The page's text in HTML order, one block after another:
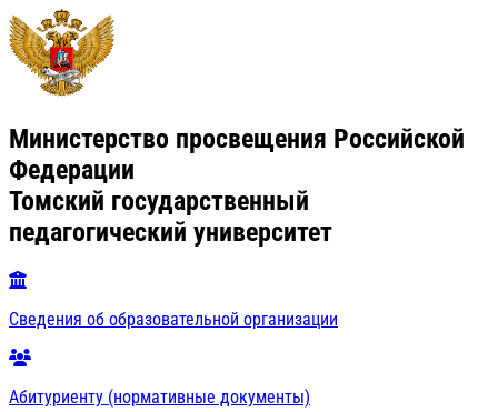
Министерство просвещения Российской
Федерации
Томский государственный
педагогический университет
Сведения об образовательной организации
Абитуриенту (нормативные документы)